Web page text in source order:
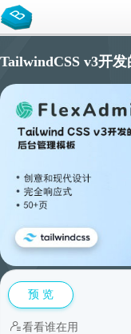
TailwindCSS v3开
预 览
看看谁在用